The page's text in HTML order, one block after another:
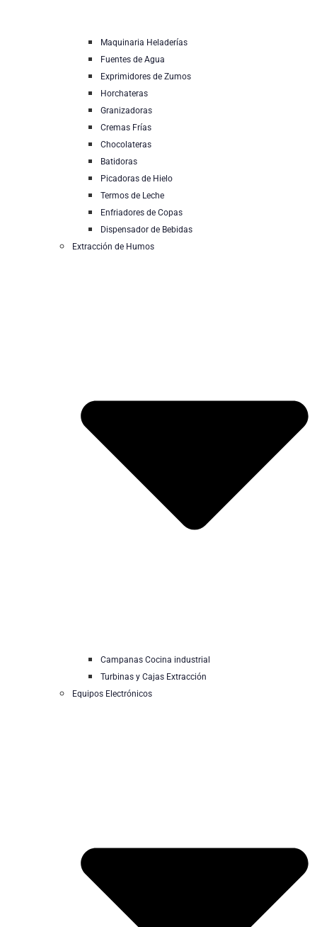
Maquinaria Heladerías
Fuentes de Agua
Exprimidores de Zumos
Horchateras
Granizadoras
Cremas Frías
Chocolateras
Batidoras
Picadoras de Hielo
Termos de Leche
Enfriadores de Copas
Dispensador de Bebidas
Extracción de Humos
Campanas Cocina industrial
Turbinas y Cajas Extracción
Equipos Electrónicos